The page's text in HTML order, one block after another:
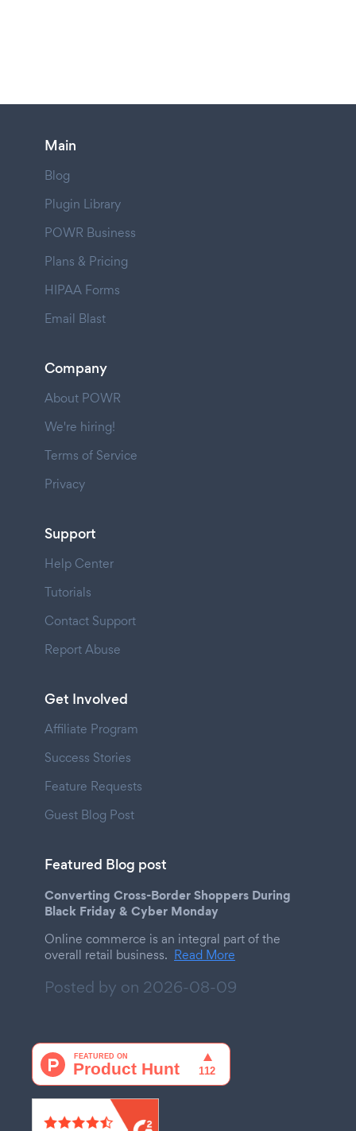
Main
Blog
Plugin Library
POWR Business
Plans & Pricing
HIPAA Forms
Email Blast
Company
About POWR
We're hiring!
Terms of Service
Privacy
Support
Help Center
Tutorials
Contact Support
Report Abuse
Get Involved
Affiliate Program
Success Stories
Feature Requests
Guest Blog Post
Featured Blog post
Converting Cross-Border Shoppers During
Black Friday & Cyber Monday
Online commerce is an integral part of the
overall retail business. Read More
Posted by on 2026-08-09